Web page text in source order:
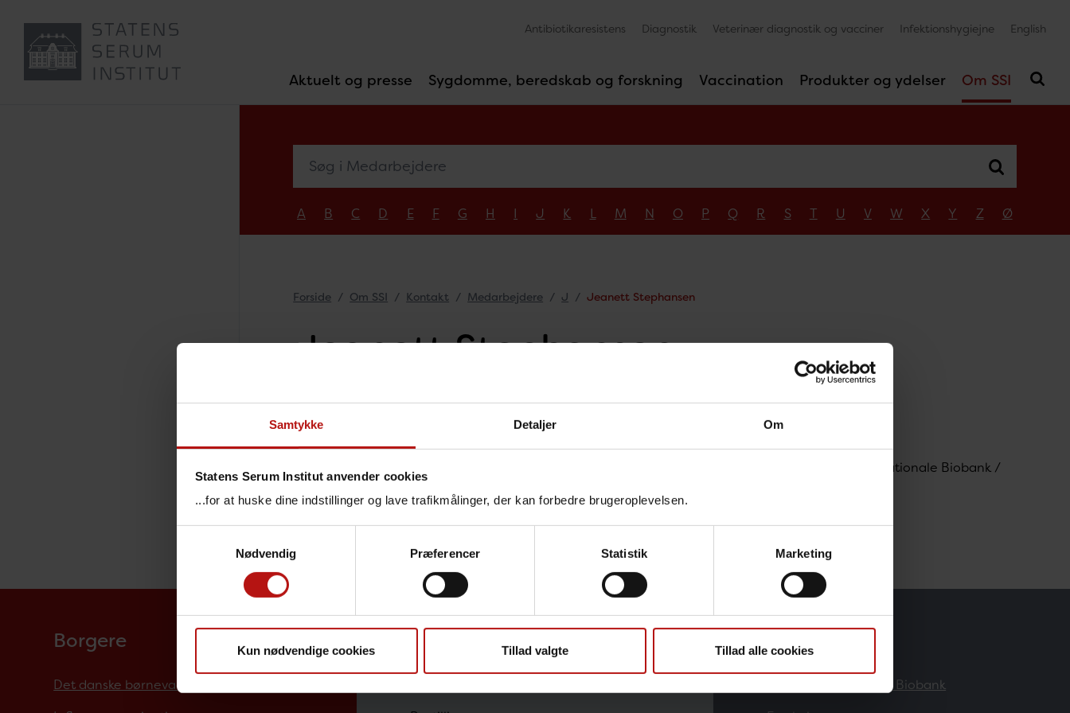
Samtykke Detaljer Om
Statens Serum Institut anvender cookies
...for at huske dine indstillinger og lave trafikmålinger, der kan forbedre brugeroplevelsen.
Nødvendig
Præferencer Statistik Marketing
Kun nødvendige cookies Tillad valgte Tillad alle cookies
Aktuelt og presse Sygdomme, beredskab og forskning Vaccination Produkter og ydelser Om SSI
Antibiotikaresistens Diagnostik Veterinær diagnostik og vacciner Infektionshygiejne English
A B C D E F G H I J K L M N O P Q R S T U V W X Y Z Ø
Forside Om SSI Kontakt Medarbejdere J Jeanett Stephansen
Jeanett Stephansen
Kontakt
Jeanett Stephansen, Kvalitetskoordinator, Danmarks Nationale Biobank /
@. jts@ssi.dk
Borgere
Det danske børnevaccinationsprogram
Sundhedsfaglige Forskere
Danmarks Nationale Biobank